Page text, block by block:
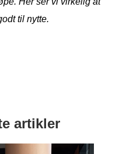
til nytte.
artikler